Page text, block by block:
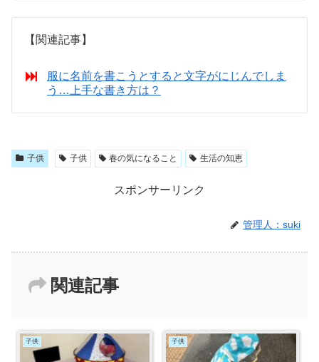
【関連記事】
服に名前を書こうとすると文字がにじんでしま
う…上手な書き方は？
子供 子供 春の気になること 生活の知恵
スポンサーリンク
管理人：suki
関連記事
子供 子供